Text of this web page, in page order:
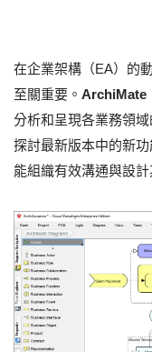
在企業架構（EA）的
至關重要。 ArchiMate
分析和呈現各業務領
探討最新版本中的新功
能組織有效溝通與設計